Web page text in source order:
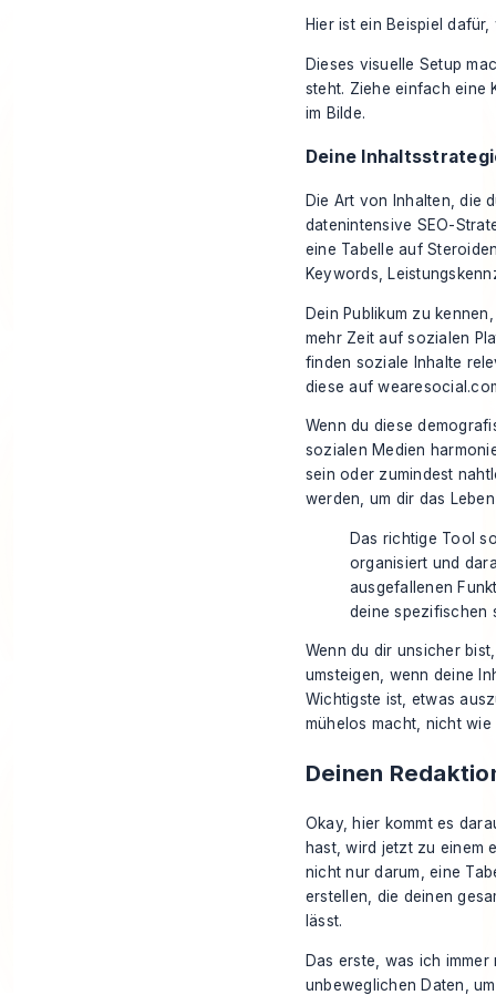
Hier ist ein Beispiel
Dieses visuelle Setup
steht. Ziehe einfach eine
im Bilde.
Deine
Die Art von Inhalten, die
datenintensive SEO-
eine Tabelle auf
Keywords,
Dein Publikum zu
mehr Zeit auf sozialen
finden soziale Inhalte
diese auf
Wenn du diese
sozialen Medien
sein oder zumindest
werden, um dir das
Das richtige Tool
organisiert und
ausgefallenen
deine spezifischen
Wenn du dir unsicher
umsteigen, wenn deine
Wichtigste ist, etwas
mühelos macht, nicht
Deinen
Okay, hier kommt es
hast, wird jetzt zu einem
nicht nur darum, eine
erstellen, die deinen
lässt.
Das erste, was ich
unbeweglichen Daten,